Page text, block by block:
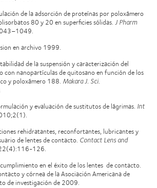
de la adsorción de proteínas por poloxámero
80 y 20 en superficies sólidas. J Pharm
en archivo 1999.
de la suspensión y caracterización del
nanopartículas de quitosano en función de los
y poloxámero 188. Makara J. Sci.
y evaluación de sustitutos de lágrimas. Int
rehidratantes, reconfortantes, lubricantes y
de lentes de contacto. Contact Lens and
126.
en el éxito de los lentes de contacto.
y córnea de la Asociación Americana de
de investigación de 2009.